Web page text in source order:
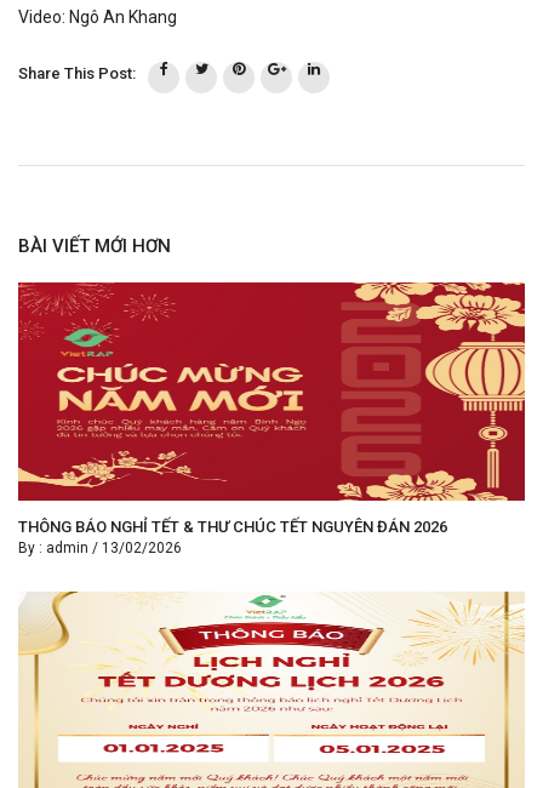
Video: Ngô An Khang
Share This Post:
BÀI VIẾT MỚI HƠN
THÔNG BÁO NGHỈ TẾT & THƯ CHÚC TẾT NGUYÊN ĐÁN 2026
By : admin / 13/02/2026